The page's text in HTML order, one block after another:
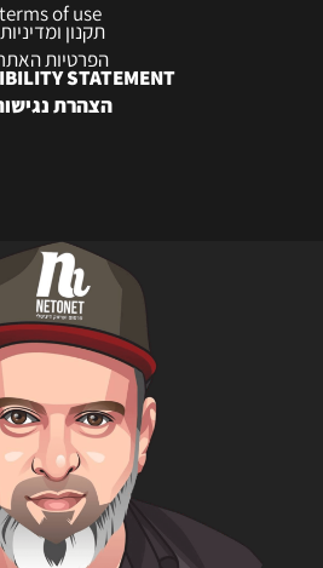
תקנון ומדיניות
הפרטיות
STATEMENT
הצהרת